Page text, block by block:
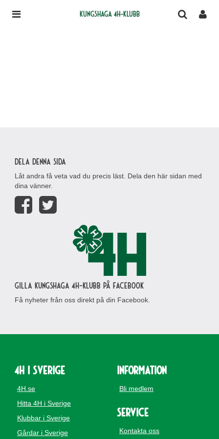
Kungshaga 4H-klubb
Dela denna sida
Låt andra få veta vad du precis läst. Dela den här sidan med
dina vänner.
Gilla Kungshaga 4H-klubb på Facebook
Få nyheter från oss direkt på din Facebook.
4H i Sverige
4H.se
Hitta 4H i Sverige
Klubbar i Sverige
Gårdar i Sverige
Information
Bli medlem
Service
Kontakta oss